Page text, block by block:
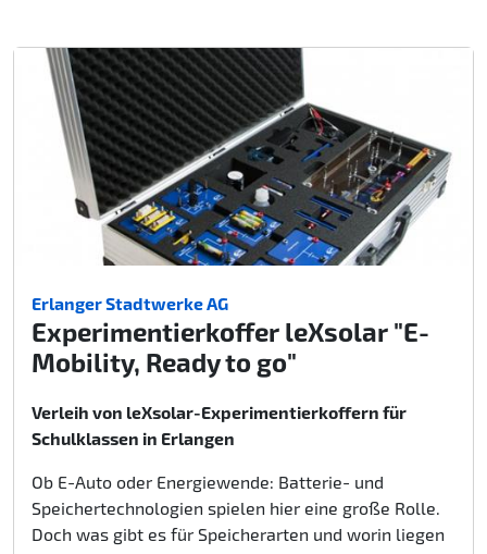
Erlanger Stadtwerke AG
Experimentierkoffer leXsolar "E-
Mobility, Ready to go"
Verleih von leXsolar-Experimentierkoffern für
Schulklassen in Erlangen
Ob E-Auto oder Energiewende: Batterie- und
Speichertechnologien spielen hier eine große Rolle.
Doch was gibt es für Speicherarten und worin liegen